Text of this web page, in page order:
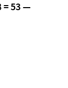
= 53 —